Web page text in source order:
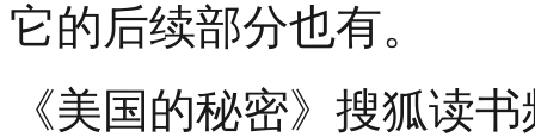
它的后续部分也有。
《美国的秘密》搜狐读